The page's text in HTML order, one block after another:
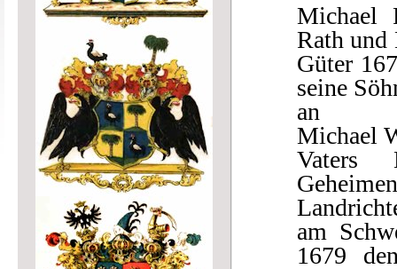
Michael
Rath und
Güter
seine
an
Michael
Vaters
am
1679